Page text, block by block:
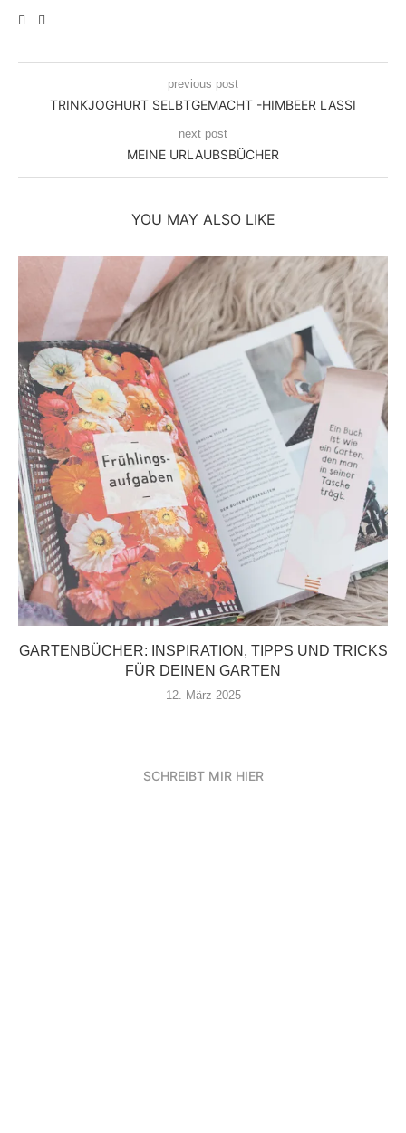
previous post
TRINKJOGHURT SELBTGEMACHT -HIMBEER LASSI
next post
MEINE URLAUBSBÜCHER
YOU MAY ALSO LIKE
GARTENBÜCHER: INSPIRATION, TIPPS UND TRICKS
FÜR DEINEN GARTEN
12. März 2025
SCHREIBT MIR HIER